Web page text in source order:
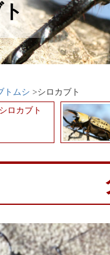
トムシ
シロカブト
ロカブト